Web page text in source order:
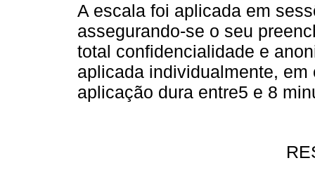
A escala foi aplicada em
assegurando-se o seu
total confidencialidade e
aplicada individualmente,
aplicação dura entre5 e 8